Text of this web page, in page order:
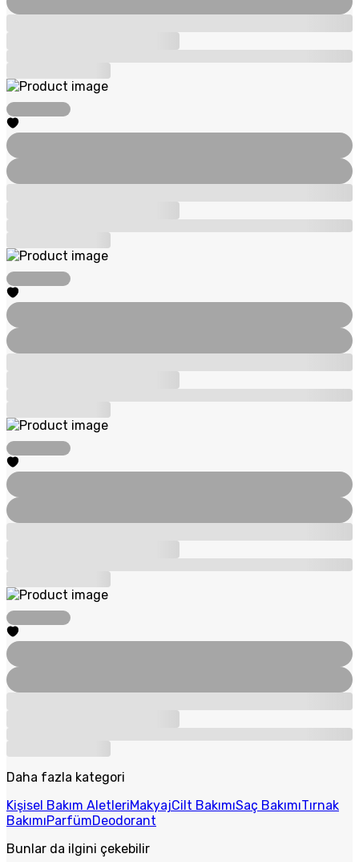
Daha fazla kategori
Kişisel Bakım AletleriMakyajCilt BakımıSaç BakımıTırnak
BakımıParfümDeodorant
Bunlar da ilgini çekebilir